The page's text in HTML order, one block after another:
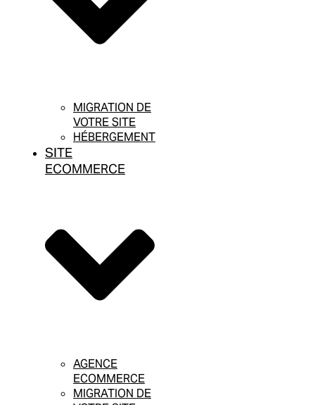
MIGRATION DE
VOTRE SITE
HÉBERGEMENT
SITE
ECOMMERCE
AGENCE
ECOMMERCE
MIGRATION DE